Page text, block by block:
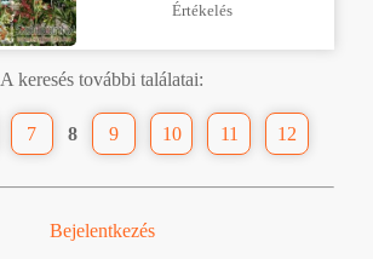
Értékelés
A keresés további találatai:
7 8 9 10 11 12
Bejelentkezés